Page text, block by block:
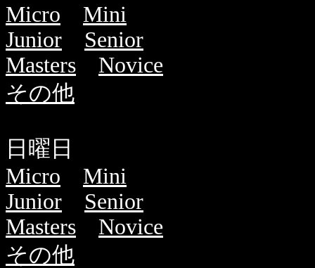
Micro
Mini
Junior
Senior
Masters
Novice
その他
日曜日
Micro
Mini
Junior
Senior
Masters
Novice
その他